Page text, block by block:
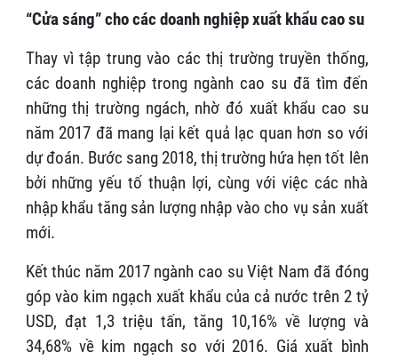
“Cửa sáng” cho các doanh nghiệp xuất khẩu cao su
Thay vì tập trung vào các thị trường truyền thống,
các doanh nghiệp trong ngành cao su đã tìm đến
những thị trường ngách, nhờ đó xuất khẩu cao su
năm 2017 đã mang lại kết quả lạc quan hơn so với
dự đoán. Bước sang 2018, thị trường hứa hẹn tốt lên
bởi những yếu tố thuận lợi, cùng với việc các nhà
nhập khẩu tăng sản lượng nhập vào cho vụ sản xuất
mới.
Kết thúc năm 2017 ngành cao su Việt Nam đã đóng
góp vào kim ngạch xuất khẩu của cả nước trên 2 tỷ
USD, đạt 1,3 triệu tấn, tăng 10,16% về lượng và
34,68% về kim ngạch so với 2016. Giá xuất bình